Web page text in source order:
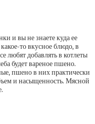
и вы не знаете куда ее
то вкусное блюдо, в
любят добавлять в котлеты
будет вареное пшено.
пшено в них практически
и насыщенность. Мясной